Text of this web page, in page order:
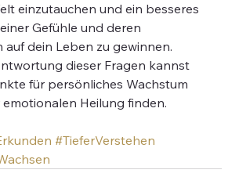
einzutauchen und ein besseres
Gefühle und deren
auf dein Leben zu gewinnen.
dieser Fragen kannst
für persönliches Wachstum
Heilung finden.
#TieferVerstehen